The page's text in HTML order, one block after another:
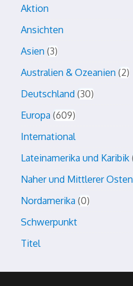
Aktion
Ansichten
Asien 3
Australien & Ozeanien 2
Deutschland 30
Europa 609
International
Lateinamerika und Karibik
Naher und Mittlerer Osten
Nordamerika 0
Schwerpunkt
Titel